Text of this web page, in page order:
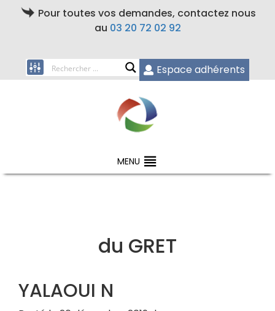
Pour toutes vos demandes, contactez nous
au 03 20 72 02 92
Espace adhérents
MENU
du GRET
YALAOUI N